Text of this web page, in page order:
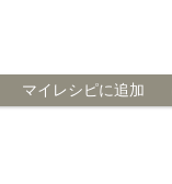
マイレシピに追加